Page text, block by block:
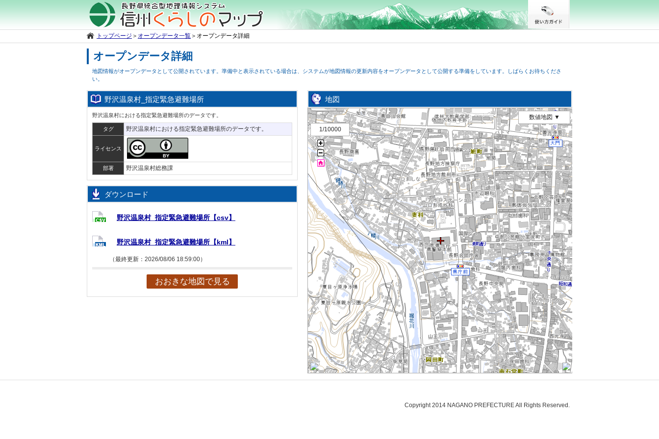
トップページ ＞ オープンデータ一覧 ＞ オープンデータ詳細
オープンデータ詳細
地図情報がオープンデータとして公開されています。準備中と表示されている場合は、システムが地図情報の更新内容をオープンデータとして公開する準備をしています。しばらくお待ちくださ
い。
野沢温泉村_指定緊急避難場所
野沢温泉村における指定緊急避難場所のデータです。
タグ 野沢温泉村における指定緊急避難場所のデータです。
ライセンス
部署 野沢温泉村総務課
ダウンロード
野沢温泉村_指定緊急避難場所【csv】
野沢温泉村_指定緊急避難場所【kml】
（最終更新：2026/08/06 18:59:00）
おおきな地図で見る
地図
数値地図 ▼
1/10000
Copyright 2014 NAGANO PREFECTURE All Rights Reserved.